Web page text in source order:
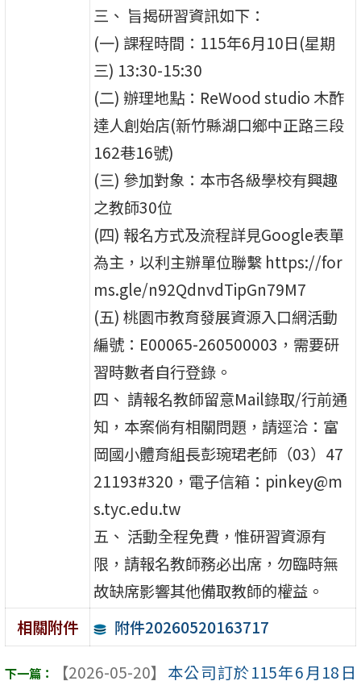
三、 旨揭研習資訊如下：
(一) 課程時間：115年6月10日(星期
三) 13:30-15:30
(二) 辦理地點：ReWood studio 木酢
達人創始店(新竹縣湖口鄉中正路三段
162巷16號)
(三) 參加對象：本市各級學校有興趣
之教師30位
(四) 報名方式及流程詳見Google表單
為主，以利主辦單位聯繫 https://for
ms.gle/n92QdnvdTipGn79M7
(五) 桃園市教育發展資源入口網活動
編號：E00065-260500003，需要研
習時數者自行登錄。
四、 請報名教師留意Mail錄取/行前通
知，本案倘有相關問題，請逕洽：富
岡國小體育組長彭琬珺老師（03）47
21193#320，電子信箱：pinkey@m
s.tyc.edu.tw
五、 活動全程免費，惟研習資源有
限，請報名教師務必出席，勿臨時無
故缺席影響其他備取教師的權益。
相關附件
附件20260520163717
【2026-05-20】 本公司訂於115年6月18日